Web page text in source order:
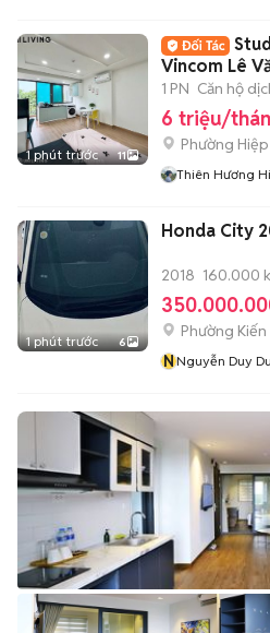
1 phút trước 11
Vincom Lê
1 PN Căn hộ
6 triệu/
Phường
Thiên Hương
1 phút trước 6
Honda City
2018 160.000
Phường
NNguyễn Duy